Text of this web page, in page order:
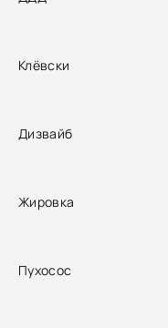
Клёвски
Дизвайб
Жировка
Пухосос